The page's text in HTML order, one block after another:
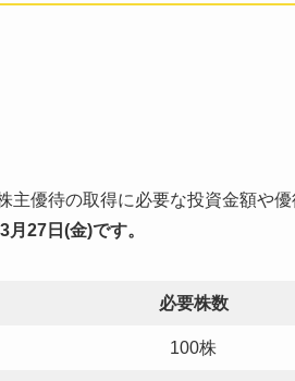
主優待の取得に必要な投資金額や
月27日(金)です。
必要株数
100株